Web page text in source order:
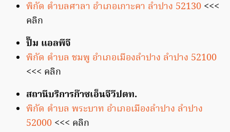
พิกัด ตำบลศาลา อำเภอเกาะคา ลำปาง 52130 <<<
คลิก
ปั๊ม แอลพีจี
พิกัด ตำบล ชมพู อำเภอเมืองลำปาง ลำปาง 52100
<<< คลิก
สถานีบริการก๊าซเอ็นจีวีปตท.
พิกัด ตำบล พระบาท อำเภอเมืองลำปาง ลำปาง
52000 <<< คลิก